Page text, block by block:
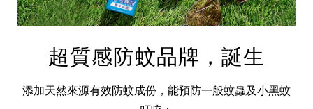
集團歷史
財務資訊
海外代理
超質感防蚊品牌，誕生
添加天然來源有效防蚊成份，能預防一般蚊蟲及小黑蚊